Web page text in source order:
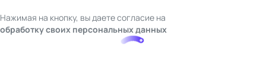
Нажимая на кнопку, вы даете согласие на
обработку своих персональных данных